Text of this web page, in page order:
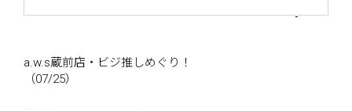
a.w.s蔵前店・ビジ推しめぐり！
（07/25）